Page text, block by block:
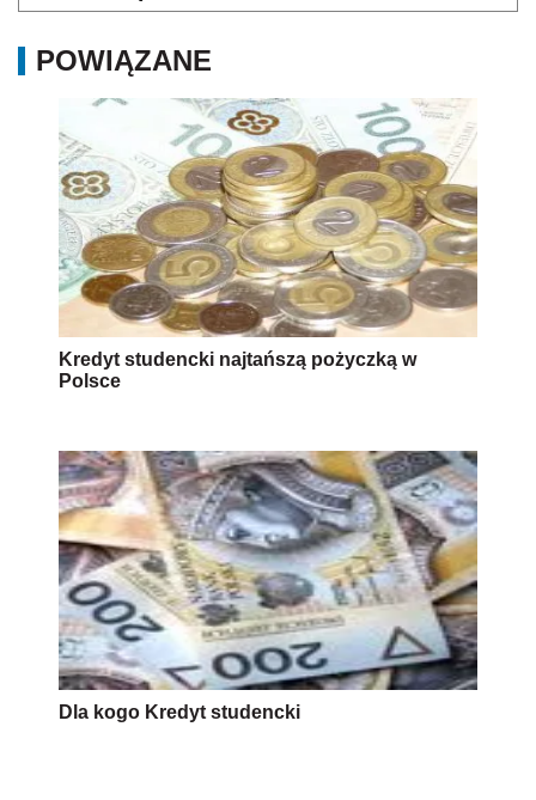
POWIĄZANE
Kredyt studencki najtańszą pożyczką w
Polsce
Dla kogo Kredyt studencki